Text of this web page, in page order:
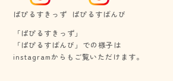
ぱぴるすきっず
ぱぴるすばんび
「ぱぴるすきっず」
​​​​​​​「ぱぴるすばんび」での様子は
​​​​​​​instagramからもご覧いただけます。